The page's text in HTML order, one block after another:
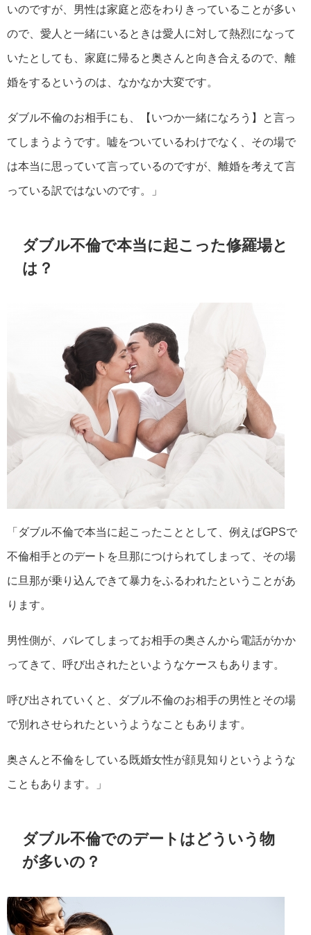
いのですが、男性は家庭と恋をわりきっていることが多い
ので、愛人と一緒にいるときは愛人に対して熱烈になって
いたとしても、家庭に帰ると奥さんと向き合えるので、離
婚をするというのは、なかなか大変です。
ダブル不倫のお相手にも、【いつか一緒になろう】と言っ
てしまうようです。嘘をついているわけでなく、その場で
は本当に思っていて言っているのですが、離婚を考えて言
っている訳ではないのです。」
ダブル不倫で本当に起こった修羅場と
は？
「ダブル不倫で本当に起こったこととして、例えばGPSで
不倫相手とのデートを旦那につけられてしまって、その場
に旦那が乗り込んできて暴力をふるわれたということがあ
ります。
男性側が、バレてしまってお相手の奥さんから電話がかか
ってきて、呼び出されたといようなケースもあります。
呼び出されていくと、ダブル不倫のお相手の男性とその場
で別れさせられたというようなこともあります。
奥さんと不倫をしている既婚女性が顔見知りというような
こともあります。」
ダブル不倫でのデートはどういう物
が多いの？